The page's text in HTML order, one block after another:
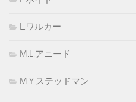
L.ワルカー
M.L.アニード
M.Y.ステッドマン